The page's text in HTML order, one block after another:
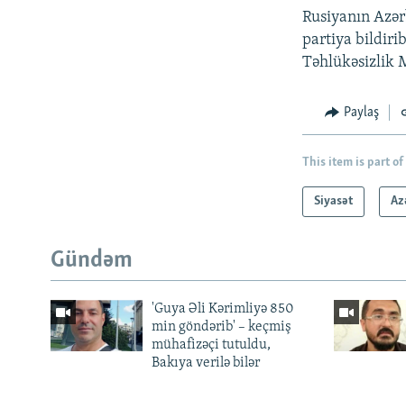
Rusiyanın
partiya bildirib
Təhlükəsizlik
Paylaş
This item is part of
Siyasət
Gündəm
'Guya Əli Kərimliyə 850
min göndərib' – keçmiş
mühafizəçi tutuldu,
Bakıya verilə bilər